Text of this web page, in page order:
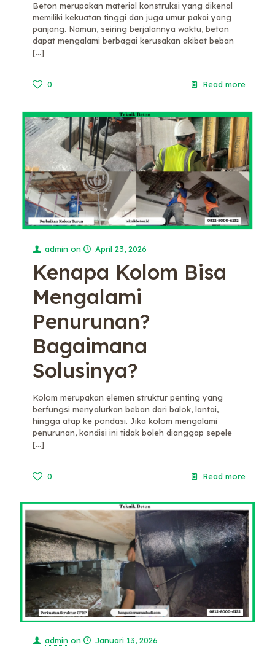
Beton merupakan material konstruksi yang dikenal
memiliki kekuatan tinggi dan juga umur pakai yang
panjang. Namun, seiring berjalannya waktu, beton
dapat mengalami berbagai kerusakan akibat beban
[…]
0 Read more
admin on April 23, 2026
Kenapa Kolom Bisa
Mengalami
Penurunan?
Bagaimana
Solusinya?
Kolom merupakan elemen struktur penting yang
berfungsi menyalurkan beban dari balok, lantai,
hingga atap ke pondasi. Jika kolom mengalami
penurunan, kondisi ini tidak boleh dianggap sepele
[…]
0 Read more
admin on Januari 13, 2026